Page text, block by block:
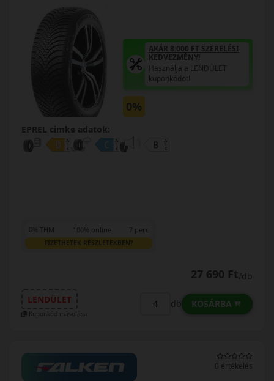
AKÁR 8.000 FT SZERELÉSI
KEDVEZMÉNY!
Használja a LENDÜLET
kuponkódot!
0%
EPREL cimke adatok:
0% THM 100% online 7 perc
FIZETHETEK RÉSZLETEKBEN?
27 690 Ft/db
LENDÜLET
Kuponkód másolása
db KOSÁRBA
0 értékelés